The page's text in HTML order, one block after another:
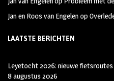
Jan en Roos van Engelenop
LAATSTE BERICHTEN
Leyetocht 2026: nieuwe fietsroutes
8 augustus 2026